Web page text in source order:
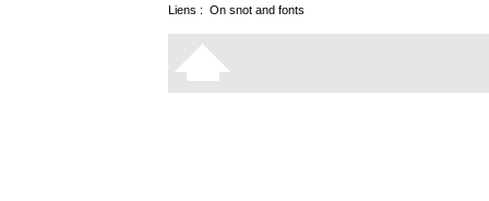
Liens : On snot and fonts